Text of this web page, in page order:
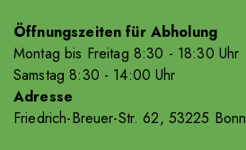
Öffnungszeiten für Abholung
Montag bis Freitag 8:30 - 18:30 Uhr
Samstag 8:30 - 14:00 Uhr
Adresse
Friedrich-Breuer-Str. 62, 53225 Bonn